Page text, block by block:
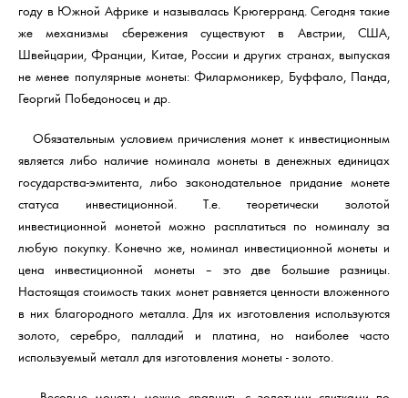
году в Южной Африке и называлась Крюгерранд. Сегодня такие
же механизмы сбережения существуют в Австрии, США,
Швейцарии, Франции, Китае, России и других странах, выпуская
не менее популярные монеты: Филармоникер, Буффало, Панда,
Георгий Победоносец и др.
Обязательным условием причисления монет к инвестиционным
является либо наличие номинала монеты в денежных единицах
государства-эмитента, либо законодательное придание монете
статуса инвестиционной. Т.е. теоретически золотой
инвестиционной монетой можно расплатиться по номиналу за
любую покупку. Конечно же, номинал инвестиционной монеты и
цена инвестиционной монеты – это две большие разницы.
Настоящая стоимость таких монет равняется ценности вложенного
в них благородного металла. Для их изготовления используются
золото, серебро, палладий и платина, но наиболее часто
используемый металл для изготовления монеты - золото.